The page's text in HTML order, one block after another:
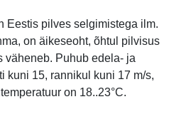
Eestis pilves selgimistega ilm.
on äikeseoht, õhtul pilvisus
väheneb. Puhub edela- ja
kuni 15, rannikul kuni 17 m/s,
on 18..23°C.